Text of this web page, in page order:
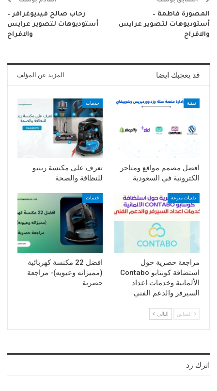
المصورة فاطمة –
أستوديوهات لتصوير عرايس
والافراح
رحاب صالح فيديوغرافر –
أستوديوهات لتصوير عرايس
والافراح
قد يعجبك ايضا المزيد عن المؤلف
تقنية
افضل مصمم مواقع ومتاجر
الكترونية في السعودية
خدمات
تعرف على مكنسة رينبو
للنظافة والصحة
تقنيات منوعة
مراجعة حصرية حول
استضافة كونتابو Contabo
الألمانية وخدمات اعداد
السيرفر والدعم الفني
خدمات
افضل 22 مكنسة كهربائية
(مميزاته وعيوبه)- مراجعة
حصرية
السابق التالي
اترك رد